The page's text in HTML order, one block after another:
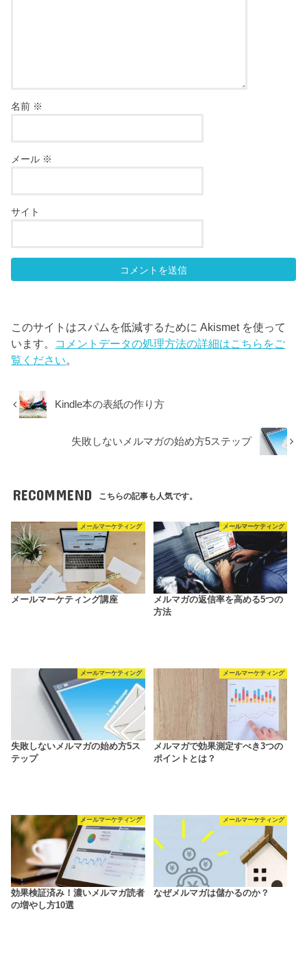
名前 ※
メール ※
サイト
このサイトはスパムを低減するために Akismet を使って
います。 コメントデータの処理方法の詳細はこちらをご
覧ください。
Kindle本の表紙の作り方
失敗しないメルマガの始め方5ステップ
RECOMMEND こちらの記事も人気です。
メールマーケティング
メールマーケティング講座
メールマーケティング
メルマガの返信率を高める5つの
方法
メールマーケティング
失敗しないメルマガの始め方5ス
テップ
メールマーケティング
メルマガで効果測定すべき3つの
ポイントとは？
メールマーケティング
効果検証済み！濃いメルマガ読者
の増やし方10選
メールマーケティング
なぜメルマガは儲かるのか？